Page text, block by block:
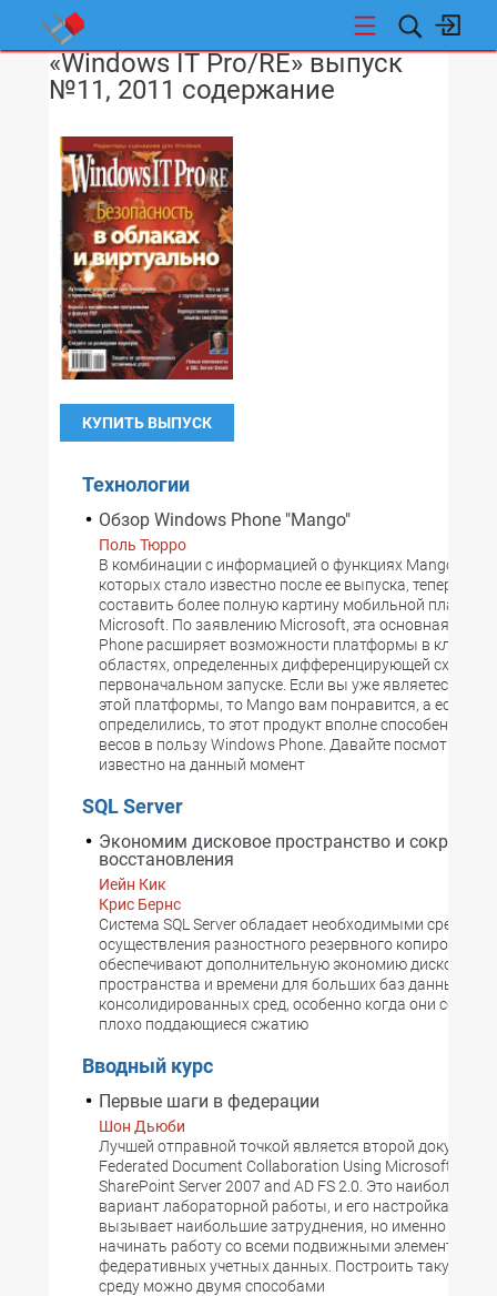
НОВОСТИ
«Windows IT Pro/RE» выпуск
№11, 2011 содержание
КУПИТЬ ВЫПУСК
Технологии
Обзор Windows Phone "Mango"
Поль Тюрро
В комбинации с информацией о функциях Mango для
которых стало известно после ее выпуска, теперь
составить более полную картину мобильной
Microsoft. По заявлению Microsoft, эта основная
Phone расширяет возможности платформы в
областях, определенных дифференцирующей схемой
первоначальном запуске. Если вы уже являетесь
этой платформы, то Mango вам понравится, а если
определились, то этот продукт вполне способен
весов в пользу Windows Phone. Давайте посмотрим,
известно на данный момент
SQL Server
Экономим дисковое пространство и
восстановления
Иейн Кик
Крис Бернс
Система SQL Server обладает необходимыми
осуществления разностного резервного
обеспечивают дополнительную экономию дискового
пространства и времени для больших баз данных и
консолидированных сред, особенно когда они
плохо поддающиеся сжатию
Вводный курс
Первые шаги в федерации
Шон Дьюби
Лучшей отправной точкой является второй документ
Federated Document Collaboration Using Microsoft Office
SharePoint Server 2007 and AD FS 2.0. Это наиболее
вариант лабораторной работы, и его настройка также
вызывает наибольшие затруднения, но именно с
начинать работу со всеми подвижными элементами
федеративных учетных данных. Построить такую
среду можно двумя способами